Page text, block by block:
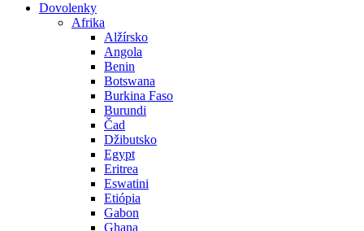
Dovolenky
Afrika
Alžírsko
Angola
Benin
Botswana
Burkina Faso
Burundi
Čad
Džibutsko
Egypt
Eritrea
Eswatini
Etiópia
Gabon
Ghana